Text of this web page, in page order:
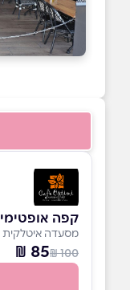
קפה
מסעדה איטלקית
100 ₪
85 ₪